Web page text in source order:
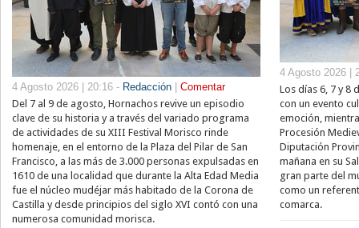
4 Agosto 2026 | 20:16 - Redacción | Comentar
Del 7 al 9 de agosto, Hornachos revive un episodio
clave de su historia y a través del variado programa
de actividades de su XIII Festival Morisco rinde
homenaje, en el entorno de la Plaza del Pilar de San
Francisco, a las más de 3.000 personas expulsadas en
1610 de una localidad que durante la Alta Edad Media
fue el núcleo mudéjar más habitado de la Corona de
Castilla y desde principios del siglo XVI contó con una
numerosa comunidad morisca.
4 Agosto 2026 |
Los días 6, 7 y 8
con un evento
emoción,
Procesión
Diputación
mañana en su
gran parte del
como un
comarca.